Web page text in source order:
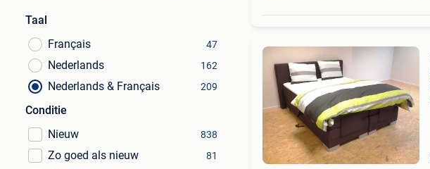
Taal
Français
47
Nederlands 162
Nederlands & Français 209
Conditie
Nieuw
838
Zo goed als nieuw 81